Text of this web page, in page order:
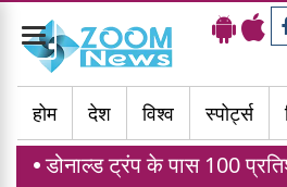
Toggle
navigation
होम
देश विश्व स्पोर्ट्स
ट्रंप के पास 100 प्रतिशत टैरिफ